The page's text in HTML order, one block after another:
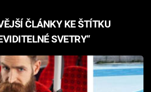
ČLÁNKY KE ŠTÍTKU
SVETRY“